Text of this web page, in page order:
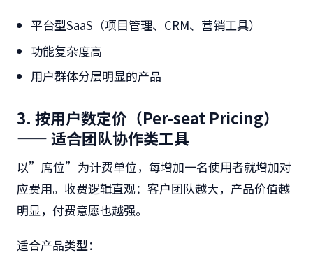
平台型SaaS（项目管理、CRM、营销工具）
功能复杂度高
用户群体分层明显的产品
3. 按用户数定价（Per-seat Pricing）
—— 适合团队协作类工具
以”席位”为计费单位，每增加一名使用者就增加对
应费用。收费逻辑直观：客户团队越大，产品价值越
明显，付费意愿也越强。
适合产品类型：